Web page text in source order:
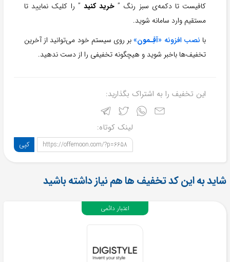
کافیست تا دکمه‌ی سبز رنگ ” خرید کنید ” را کلیک نمایید تا
مستقیم وارد سامانه شوید.
با نصب افزونه «آفِـمون»بر روی سیستم خود می‌توانید از آخرین
تخفیف‌ها باخبر شوید و هیچگونه تخفیفی را از دست ندهید.
این تخفیف را به اشتراک بگذارید:
لینک کوتاه:
https://offemoon.com/?p=6658 کپی
شاید به این کد تخفیف ها هم نیاز داشته باشید
اعتبار دائمی